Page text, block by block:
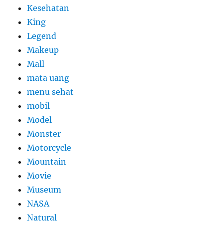
Kesehatan
King
Legend
Makeup
Mall
mata uang
menu sehat
mobil
Model
Monster
Motorcycle
Mountain
Movie
Museum
NASA
Natural